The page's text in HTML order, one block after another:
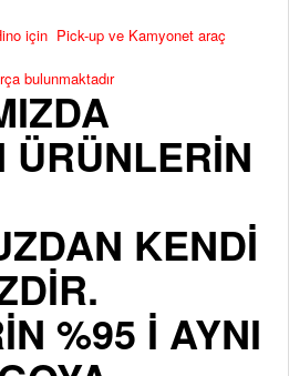
için Pick-up ve Kamyonet araç
bulunmaktadır
ÜRÜNLERİN
KENDİ
%95 İ AYNI